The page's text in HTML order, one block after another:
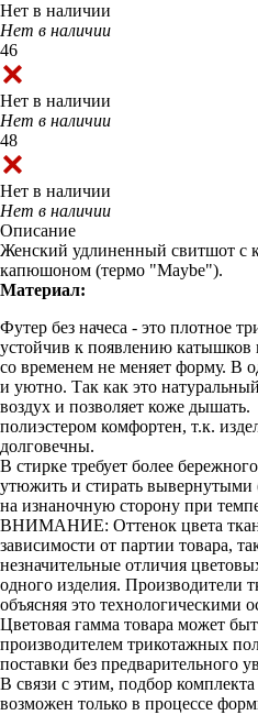
Нет в наличии
Нет в наличии
46
Нет в наличии
Нет в наличии
48
Нет в наличии
Нет в наличии
Описание
Женский удлиненный свитшот с
капюшоном (термо "Maybe").
Материал:
Футер без начеса - это плотное
устойчив к появлению
со временем не меняет форму. В
и уютно. Так как это
воздух и позволяет коже
полиэстером комфортен, т.к.
долговечны.
В стирке требует более
утюжить и стирать вывернутыми
на изнаночную сторону при
ВНИМАНИЕ: Оттенок цвета
зависимости от партии товара,
незначительные отличия
одного изделия. Производители
объясняя это технологическими
Цветовая гамма товара может
производителем трикотажных
поставки без предварительного
В связи с этим, подбор
возможен только в процессе